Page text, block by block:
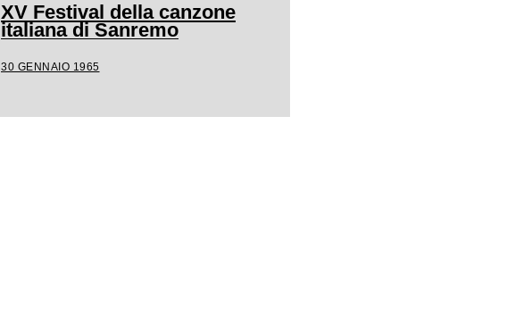
XV Festival della canzone
italiana di Sanremo
30 GENNAIO 1965